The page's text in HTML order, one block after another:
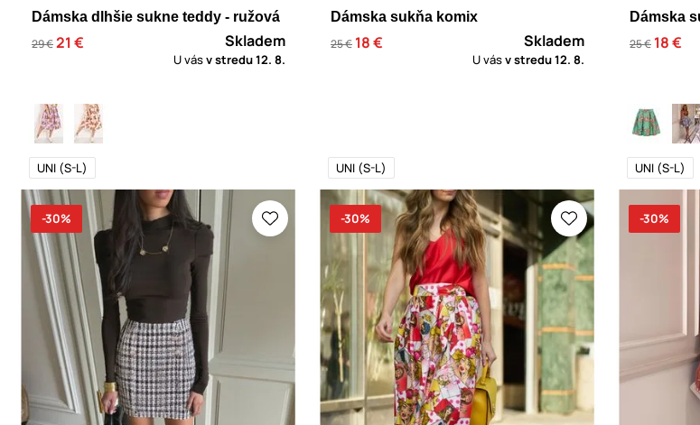
Dámska dlhšie sukne teddy - ružová
29 €21 € Skladem
U vásv stredu12. 8.
UNI (S-L)
Dámska sukňa komix
25 € 18 € Skladem
U vásv stredu12. 8.
UNI (S-L)
Dámska
25 € 18 €
UNI (S-L)
-30% -30% -30%